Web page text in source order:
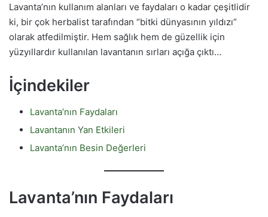
Lavanta’nın kullanım alanları ve faydaları o kadar çeşitlidir
ki, bir çok herbalist tarafından “bitki dünyasının yıldızı”
olarak atfedilmiştir. Hem sağlık hem de güzellik için
yüzyıllardır kullanılan lavantanın sırları açığa çıktı…
İçindekiler
Lavanta’nın Faydaları
Lavantanın Yan Etkileri
Lavanta’nın Besin Değerleri
Lavanta’nın Faydaları